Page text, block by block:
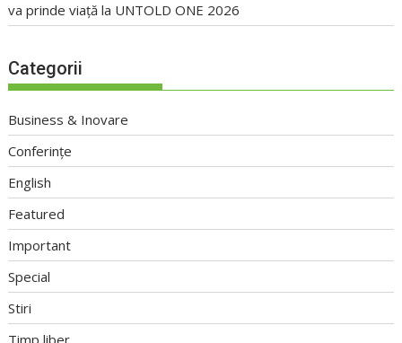
va prinde viață la UNTOLD ONE 2026
Categorii
Business & Inovare
Conferințe
English
Featured
Important
Special
Stiri
Timp liber